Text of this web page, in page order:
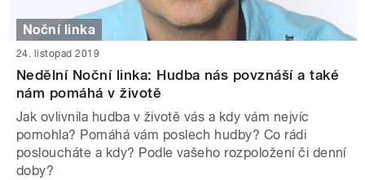
Noční linka
24. listopad 2019
Nedělní Noční linka: Hudba nás povznáší a také
nám pomáhá v životě
Jak ovlivnila hudba v životě vás a kdy vám nejvíc
pomohla? Pomáhá vám poslech hudby? Co rádi
posloucháte a kdy? Podle vašeho rozpoložení či denní
doby?